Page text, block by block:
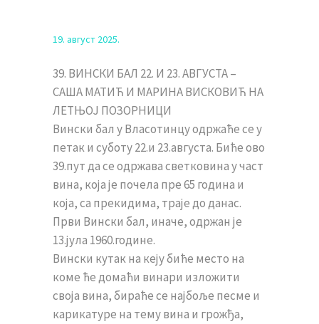
19. август 2025.
39. ВИНСКИ БАЛ 22. И 23. АВГУСТА –
САША МАТИЋ И МАРИНА ВИСКОВИЋ НА
ЛЕТЊОЈ ПОЗОРНИЦИ
Вински бал у Власотинцу одржаће се у
петак и суботу 22.и 23.августа. Биће ово
39.пут да се одржава светковина у част
вина, која је почела пре 65 година и
која, са прекидима, траје до данас.
Први Вински бал, иначе, одржан је
13.јула 1960.године.
Вински кутак на кеју биће место на
коме ће домаћи винари изложити
своја вина, бираће се најбоље песме и
карикатуре на тему вина и грожђа,